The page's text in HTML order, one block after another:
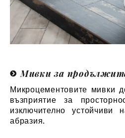
Мивки за
Микроцементовите мивки
възприятие за
изключително устойчиви
абразия.